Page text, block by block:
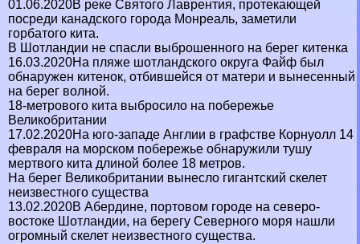
01.06.2020В реке Святого Лаврентия, протекающей
посреди канадского города Монреаль, заметили
горбатого кита.
В Шотландии не спасли выброшенного на берег китенка
16.03.2020На пляже шотландского округа Файф был
обнаружен китенок, отбившейся от матери и вынесенный
на берег волной.
18-метрового кита выбросило на побережье
Великобритании
17.02.2020На юго-западе Англии в графстве Корнуолл 14
февраля на морском побережье обнаружили тушу
мертвого кита длиной более 18 метров.
На берег Великобритании вынесло гигантский скелет
неизвестного существа
13.02.2020В Абердине, портовом городе на северо-
востоке Шотландии, на берегу Северного моря нашли
огромный скелет неизвестного существа.